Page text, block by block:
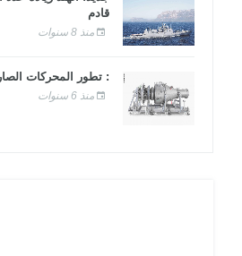
قادم
منذ 8 سنوات
: تطور المحركات
منذ 6 سنوات